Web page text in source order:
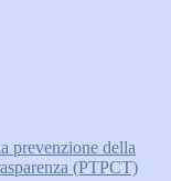
prevenzione della
(PTPCT)